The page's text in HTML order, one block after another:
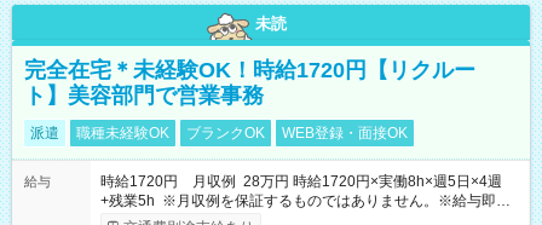
未読
完全在宅＊未経験OK！時給1720円【リクルー
ト】美容部門で営業事務
派遣 職種未経験OK ブランクOK WEB登録・面接OK
給与
時給1720円 月収例 28万円 時給1720円×実働8h×週5日×4週
+残業5h ※月収例を保証するものではありません。※給与即受
取りサービス利用可（利用条件有）